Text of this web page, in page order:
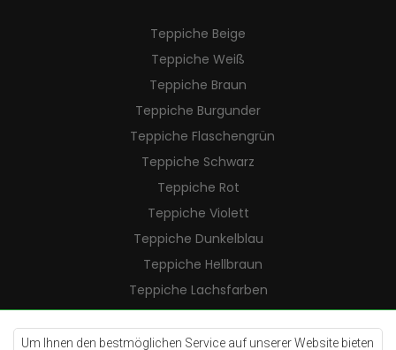
Um Ihnen den bestmöglichen Service auf unserer Website bieten
Teppiche Beige
Teppiche Weiß
Teppiche Braun
Teppiche Burgunder
Teppiche Flaschengrün
Teppiche Schwarz
Teppiche Rot
Teppiche Violett
Teppiche Dunkelblau
Teppiche Hellbraun
Teppiche Lachsfarben
Teppiche Cremefarben
Teppiche Lilac